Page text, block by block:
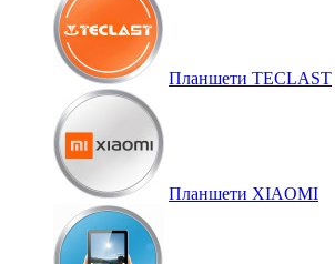
Планшети TECLAST
Планшети XIAOMI